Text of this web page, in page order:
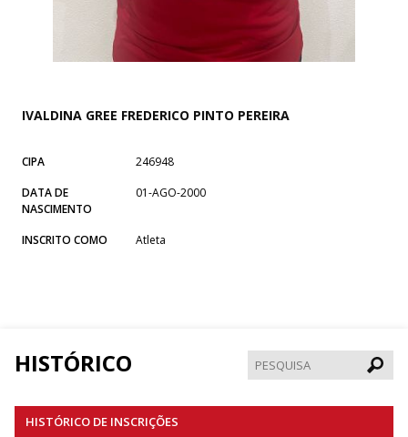
IVALDINA GREE FREDERICO PINTO PEREIRA
CIPA
246948
DATA DE
NASCIMENTO
01-AGO-2000
INSCRITO COMO Atleta
HISTÓRICO
HISTÓRICO DE INSCRIÇÕES